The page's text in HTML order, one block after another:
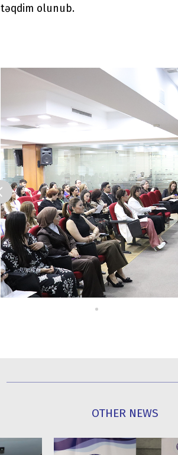
təqdim olunub.
OTHER NEWS